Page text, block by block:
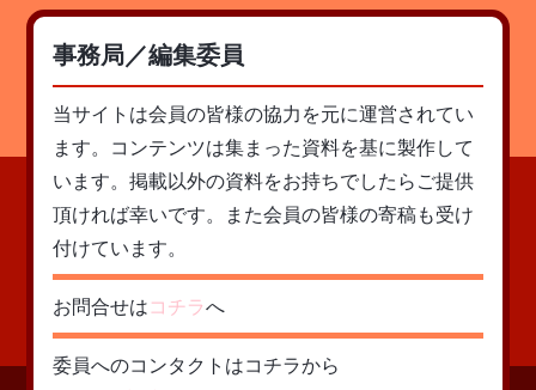
事務局／編集委員
当サイトは会員の皆様の協力を元に運営されてい
ます。コンテンツは集まった資料を基に製作して
います。掲載以外の資料をお持ちでしたらご提供
頂ければ幸いです。また会員の皆様の寄稿も受け
付けています。
お問合せはコチラへ
委員へのコンタクトはコチラから